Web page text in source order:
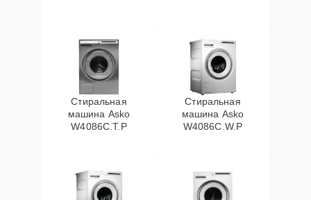
Стиральная
машина Asko
W4086C.T.P
Стиральная
машина Asko
W4086C.W.P